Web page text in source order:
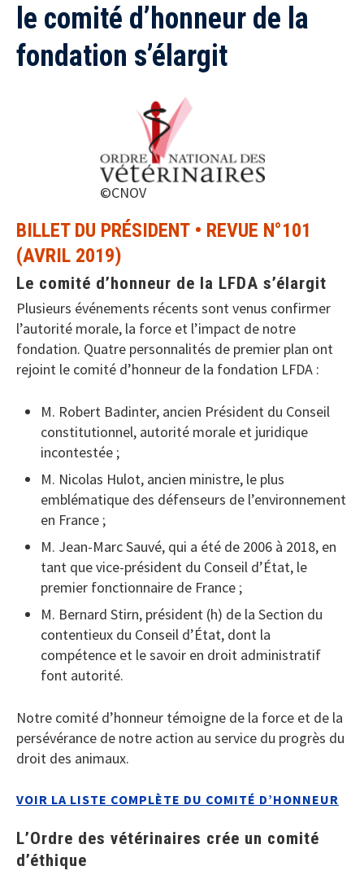
le comité d’honneur de la
fondation s’élargit
©CNOV
BILLET DU PRÉSIDENT • REVUE N°101
(AVRIL 2019)
Le comité d’honneur de la LFDA s’élargit
Plusieurs événements récents sont venus confirmer
l’autorité morale, la force et l’impact de notre
fondation. Quatre personnalités de premier plan ont
rejoint le comité d’honneur de la fondation LFDA :
M. Robert Badinter, ancien Président du Conseil
constitutionnel, autorité morale et juridique
incontestée ;
M. Nicolas Hulot, ancien ministre, le plus
emblématique des défenseurs de l’environnement
en France ;
M. Jean-Marc Sauvé, qui a été de 2006 à 2018, en
tant que vice-président du Conseil d’État, le
premier fonctionnaire de France ;
M. Bernard Stirn, président (h) de la Section du
contentieux du Conseil d’État, dont la
compétence et le savoir en droit administratif
font autorité.
Notre comité d’honneur témoigne de la force et de la
persévérance de notre action au service du progrès du
droit des animaux.
VOIR LA LISTE COMPLÈTE DU COMITÉ D’HONNEUR
L’Ordre des vétérinaires crée un comité
d’éthique